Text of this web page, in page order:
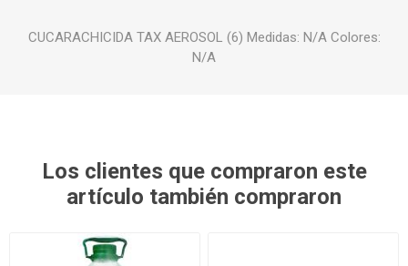
CUCARACHICIDA TAX AEROSOL (6) Medidas: N/A Colores:
N/A
Los clientes que compraron este
artículo también compraron